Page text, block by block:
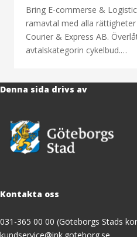
Bring E-commerse &
ramavtal med alla
Courier & Express AB.
avtalskategorin cykelbud.…
Denna sida drivs av
Kontakta oss
031-365 00 00 (Göteborgs Stads